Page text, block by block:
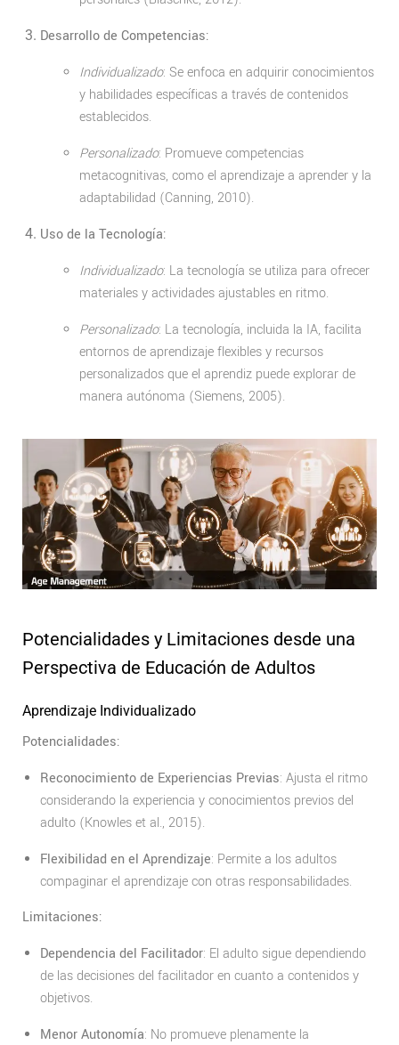
Desarrollo de Competencias:
Individualizado: Se enfoca en adquirir conocimientos
y habilidades específicas a través de contenidos
establecidos.
Personalizado: Promueve competencias
metacognitivas, como el aprendizaje a aprender y la
adaptabilidad (Canning, 2010).
Uso de la Tecnología:
Individualizado: La tecnología se utiliza para ofrecer
materiales y actividades ajustables en ritmo.
Personalizado: La tecnología, incluida la IA, facilita
entornos de aprendizaje flexibles y recursos
personalizados que el aprendiz puede explorar de
manera autónoma (Siemens, 2005).
Potencialidades y Limitaciones desde una
Perspectiva de Educación de Adultos
Aprendizaje Individualizado
Potencialidades:
Reconocimiento de Experiencias Previas: Ajusta el ritmo
considerando la experiencia y conocimientos previos del
adulto (Knowles et al., 2015).
Flexibilidad en el Aprendizaje: Permite a los adultos
compaginar el aprendizaje con otras responsabilidades.
Limitaciones:
Dependencia del Facilitador: El adulto sigue dependiendo
de las decisiones del facilitador en cuanto a contenidos y
objetivos.
Menor Autonomía: No promueve plenamente la